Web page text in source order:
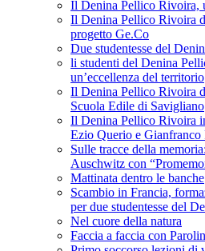
Il Denina Pellico Rivoira,
Il Denina Pellico Rivoira
progetto Ge.Co
Due studentesse del
li studenti del Denina
un’eccellenza del territorio
Il Denina Pellico Rivoira
Scuola Edile di Savigliano
Il Denina Pellico Rivoira
Ezio Querio e Gianfranco
Sulle tracce della
Auschwitz con
Mattinata dentro le banche
Scambio in Francia,
per due studentesse del
Nel cuore della natura
Faccia a faccia con Parolin